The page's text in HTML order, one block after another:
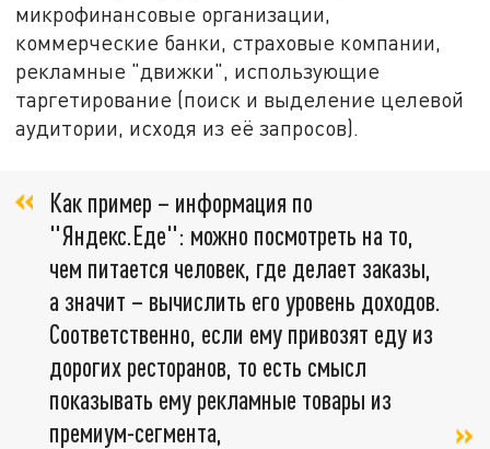
микрофинансовые организации,
коммерческие банки, страховые компании,
рекламные "движки", использующие
таргетирование (поиск и выделение целевой
аудитории, исходя из её запросов).
Как пример – информация по
"Яндекс.Еде": можно посмотреть на то,
чем питается человек, где делает заказы,
а значит – вычислить его уровень доходов.
Соответственно, если ему привозят еду из
дорогих ресторанов, то есть смысл
показывать ему рекламные товары из
премиум-сегмента,